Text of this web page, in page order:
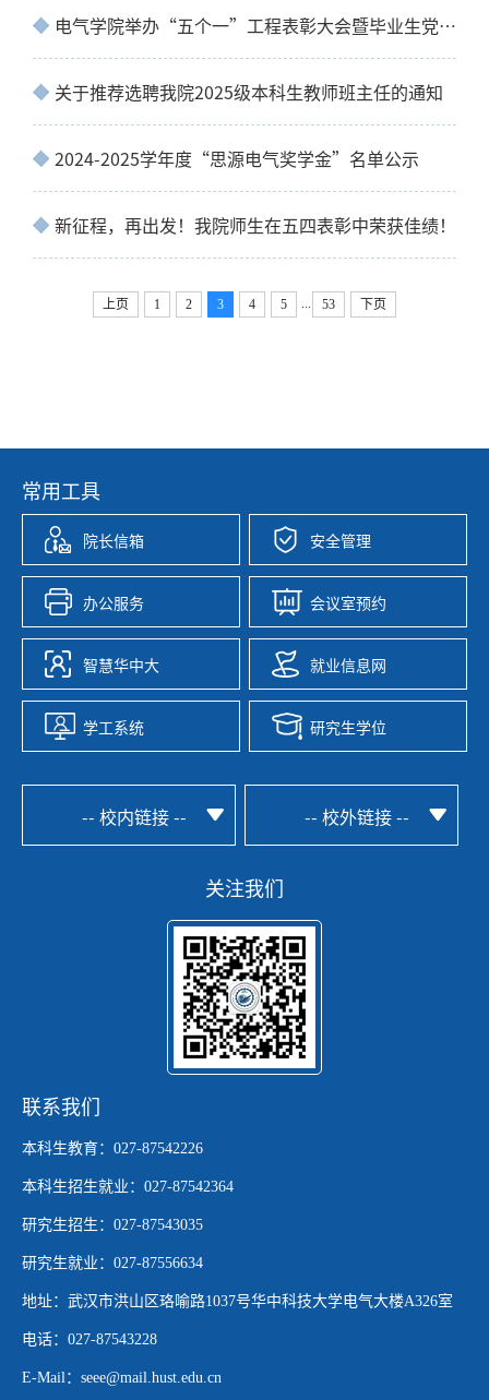
电气学院举办“五个一”工程表彰大会暨毕业生党员党课
关于推荐选聘我院2025级本科生教师班主任的通知
2024-2025学年度“思源电气奖学金”名单公示
新征程，再出发！我院师生在五四表彰中荣获佳绩！
上页 1 2 3 4 5 53 下页
常用工具
院长信箱 安全管理
办公服务 会议室预约
智慧华中大 就业信息网
学工系统 研究生学位
-- 校内链接 -- -- 校外链接 --
关注我们
联系我们
本科生教育：027-87542226
本科生招生就业：027-87542364
研究生招生：027-87543035
研究生就业：027-87556634
地址：武汉市洪山区珞喻路1037号华中科技大学电气大楼A326室
电话：027-87543228
E-Mail：seee@mail.hust.edu.cn